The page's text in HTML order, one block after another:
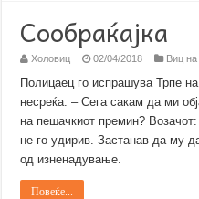
Сообраќајка
Холовиц 02/04/2018 Виц на
Полицаец го испрашува Трпе
несреќа: – Сега сакам да ми
на пешачкиот премин?
не го удирив. Застанав да му
од изненадување.
Повеќе...